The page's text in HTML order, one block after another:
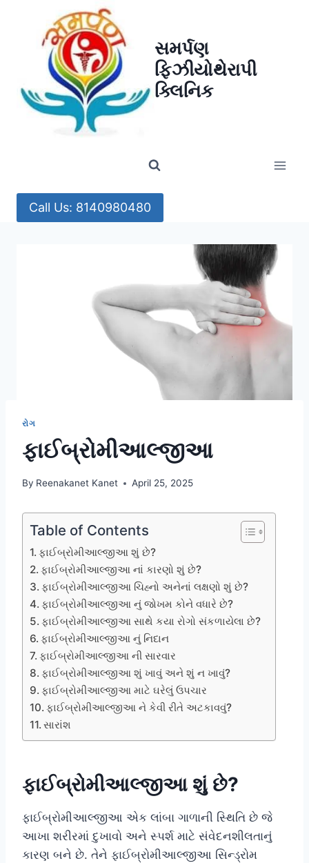
સમર્પણ
ફિઝીયોથેરાપી
ક્લિનિક
Call Us: 8140980480
રોગ
ફાઈબ્રોમીઆલ્જીઆ
By Reenakanet Kanet April 25, 2025
Table of Contents
ફાઈબ્રોમીઆલ્જીઆ શું છે?
ફાઈબ્રોમીઆલ્જીઆ નાં કારણો શું છે?
ફાઈબ્રોમીઆલ્જીઆ ચિહ્નો અનેનાં લક્ષણો શું છે?
ફાઈબ્રોમીઆલ્જીઆ નું જોખમ કોને વધારે છે?
ફાઈબ્રોમીઆલ્જીઆ સાથે કયા રોગો સંકળાયેલા છે?
ફાઈબ્રોમીઆલ્જીઆ નું નિદાન
ફાઈબ્રોમીઆલ્જીઆ ની સારવાર
ફાઈબ્રોમીઆલ્જીઆ શું ખાવું અને શું ન ખાવું?
ફાઈબ્રોમીઆલ્જીઆ માટે ઘરેલું ઉપચાર
ફાઈબ્રોમીઆલ્જીઆ ને કેવી રીતે અટકાવવું?
સારાંશ
ફાઈબ્રોમીઆલ્જીઆ શું છે?
ફાઈબ્રોમીઆલ્જીઆ એક લાંબા ગાળાની સ્થિતિ છે જે
આખા શરીરમાં દુખાવો અને સ્પર્શ માટે સંવેદનશીલતાનું
કારણ બને છે. તેને ફાઈબ્રોમીઆલ્જીઆ સિન્ડ્રોમ